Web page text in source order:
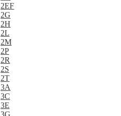
2EF
2G
2H
2L
2M
2P
2R
2S
2T
3A
3C
3E